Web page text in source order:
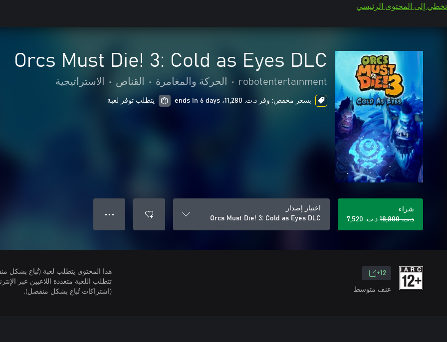
تخطي إلى المحتوى الرئيسي
Orcs Must Die! 3: Cold as Eyes DLC
robotentertainment
• الحركة والمغامرة • القناص • الاستراتيجية
بسعر مخفض: وفر د.ت.‏ 11,280، ends in 6 days يتطلب توفر لعبة
شراء
د.ت.‏ 18,800
د.ت.‏ 7,520
اختيار إصدار
Orcs Must Die! 3: Cold as Eyes DLC
● ● ●
12+
عنف متوسط
هذا المحتوى يتطلب لعبة (تُباع بشكل
(اشتراكات تُباع بشكل منفصل).